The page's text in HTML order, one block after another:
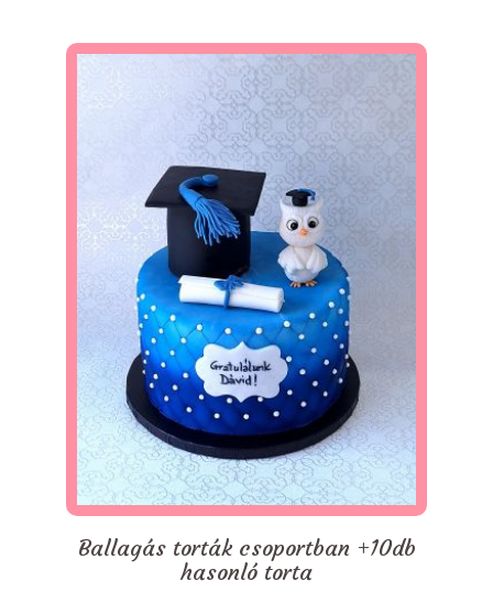
Ballagás torták csoportban +10db
hasonló torta